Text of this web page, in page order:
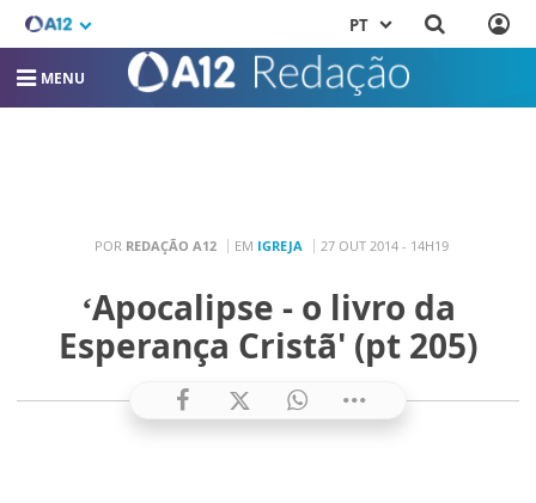
PT
MENU
POR REDAÇÃO A12 EM IGREJA 27 OUT 2014 - 14H19
‘Apocalipse - o livro da
Esperança Cristã' (pt 205)